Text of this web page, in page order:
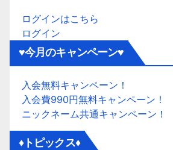
ログインはこちら
ログイン
♥今月のキャンペーン♥
入会無料キャンペーン！
入会費990円無料キャンペーン！
ニックネーム共通キャンペーン！
♦トピックス♦